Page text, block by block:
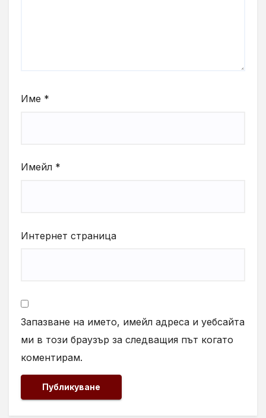
Име *
Имейл *
Интернет страница
Запазване на името, имейл адреса и уебсайта
ми в този браузър за следващия път когато
коментирам.